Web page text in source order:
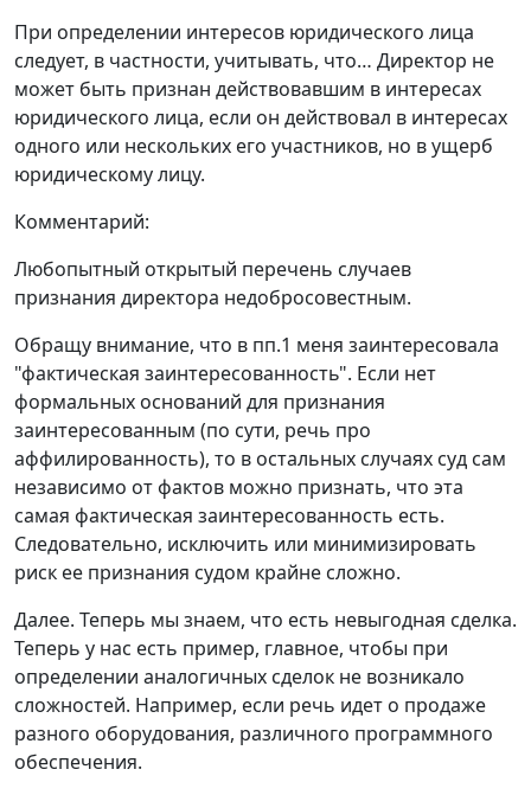
При определении интересов юридического лица
следует, в частности, учитывать, что… Директор не
может быть признан действовавшим в интересах
юридического лица, если он действовал в интересах
одного или нескольких его участников, но в ущерб
юридическому лицу.
Комментарий:
Любопытный открытый перечень случаев
признания директора недобросовестным.
Обращу внимание, что в пп.1 меня заинтересовала
"фактическая заинтересованность". Если нет
формальных оснований для признания
заинтересованным (по сути, речь про
аффилированность), то в остальных случаях суд сам
независимо от фактов можно признать, что эта
самая фактическая заинтересованность есть.
Следовательно, исключить или минимизировать
риск ее признания судом крайне сложно.
Далее. Теперь мы знаем, что есть невыгодная сделка.
Теперь у нас есть пример, главное, чтобы при
определении аналогичных сделок не возникало
сложностей. Например, если речь идет о продаже
разного оборудования, различного программного
обеспечения.